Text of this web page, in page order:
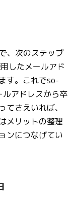
、次のステップ
したメールアド
す。これでso-
アドレスから卒
さえいれば、
メリットの整理
ンにつなげてい